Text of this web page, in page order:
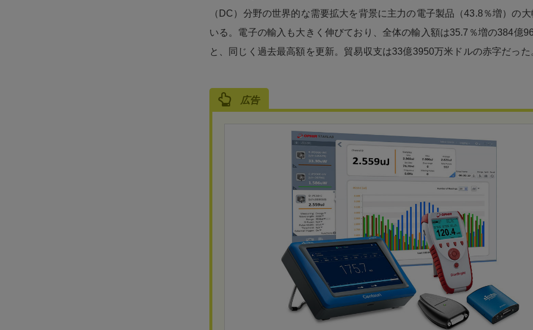
（DC）分野の世界的な需要拡大を背景に主力の電子製品（43.8％増）の
いる。電子の輸入も大きく伸びており、全体の輸入額は35.7％増の384億
と、同じく過去最高額を更新。貿易収支は33億3950万米ドルの赤字だった
広告